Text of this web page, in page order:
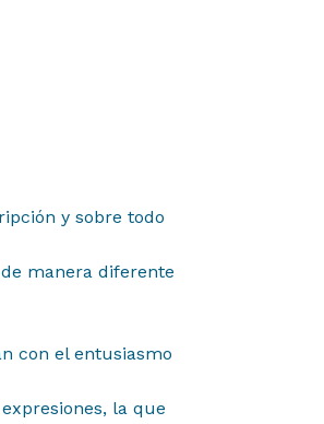
y sobre todo
manera diferente
con el entusiasmo
la que